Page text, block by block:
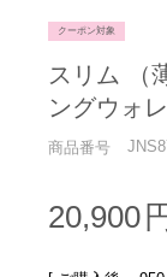
クーポン対象
スリム （
ングウォ
商品番号
20,900